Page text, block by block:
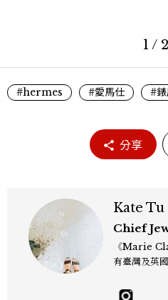
1 /
#hermes #愛馬仕 #錶
分享
Kate Tu
Chief
《Marie
有臺灣及英
佳人》編輯